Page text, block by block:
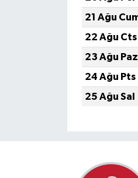
21 Ağu
22 Ağu Cts
23 Ağu Paz
24 Ağu Pts
25 Ağu Sal